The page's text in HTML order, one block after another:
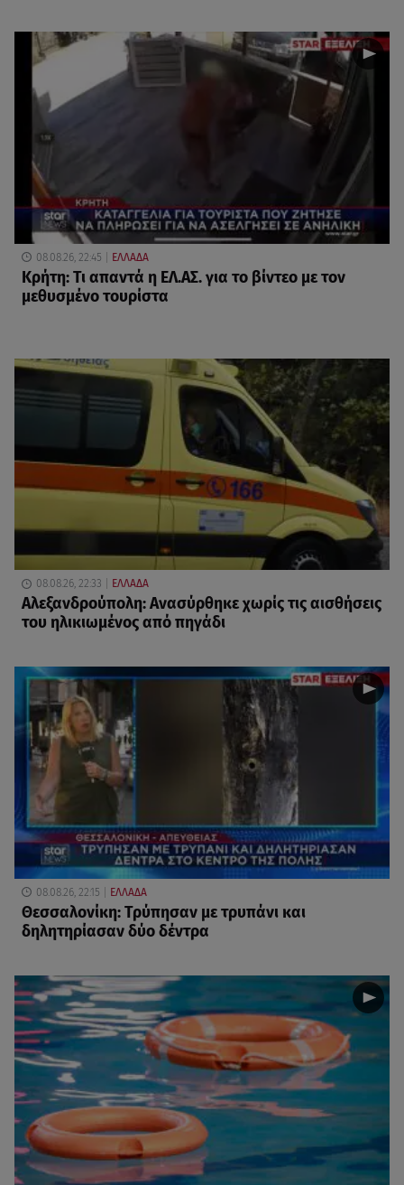
08.08.26, 22:45 ΕΛΛΑΔΑ
Κρήτη: Τι απαντά η ΕΛ.ΑΣ. για το βίντεο με τον
μεθυσμένο τουρίστα
08.08.26, 22:33 ΕΛΛΑΔΑ
Αλεξανδρούπολη: Ανασύρθηκε χωρίς τις αισθήσεις
του ηλικιωμένος από πηγάδι
08.08.26, 22:15 ΕΛΛΑΔΑ
Θεσσαλονίκη: Τρύπησαν με τρυπάνι και
δηλητηρίασαν δύο δέντρα